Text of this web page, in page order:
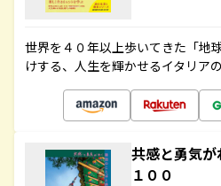
世界を４０年以上歩いてきた「地
けする、人生を輝かせるイタリア
共感と勇気
１００